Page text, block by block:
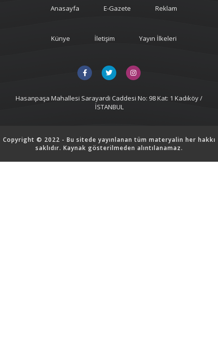
Anasayfa E-Gazete Reklam
Künye İletişim Yayın İlkeleri
Hasanpaşa Mahallesi Sarayardi Caddesi No: 98 Kat: 1 Kadıköy /
İSTANBUL
Copyright © 2022 - Bu sitede yayınlanan tüm materyalin her hakkı
saklıdır. Kaynak gösterilmeden alıntılanamaz.